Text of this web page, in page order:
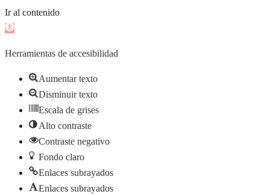
Ir al contenido
Abrir
de
herramientas
Herramientas de accesibilidad
Aumentar texto
Disminuir texto
Escala de grises
Alto contraste
Contraste negativo
Fondo claro
Enlaces subrayados
Enlaces subrayados